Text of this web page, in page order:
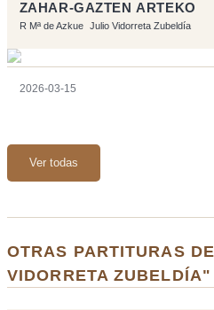
ZAHAR-GAZTEN ARTEKO
R Mª de Azkue Julio Vidorreta Zubeldía
2026-03-15
Ver todas
OTRAS PARTITURAS
VIDORRETA ZUBELDÍA"